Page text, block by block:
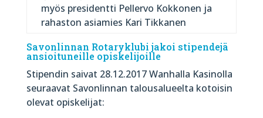
myös presidentti Pellervo Kokkonen ja
rahaston asiamies Kari Tikkanen
Savonlinnan Rotaryklubi jakoi stipendejä
ansioituneille opiskelijoille
Stipendin saivat 28.12.2017 Wanhalla Kasinolla
seuraavat Savonlinnan talousalueelta kotoisin
olevat opiskelijat: